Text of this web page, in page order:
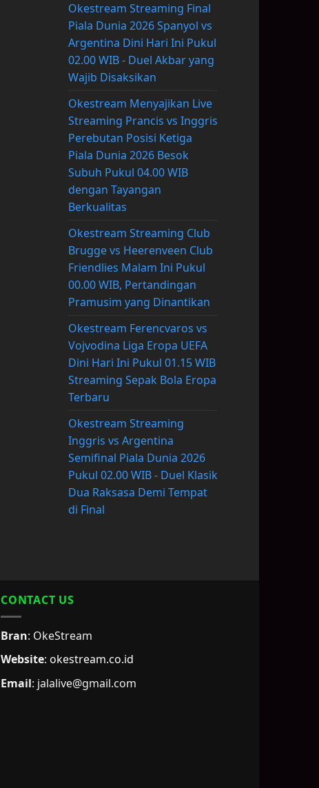
Okestream Streaming Final
Piala Dunia 2026 Spanyol vs
Argentina Dini Hari Ini Pukul
02.00 WIB - Duel Akbar yang
Wajib Disaksikan
Okestream Menyajikan Live
Streaming Prancis vs Inggris
Perebutan Posisi Ketiga
Piala Dunia 2026 Besok
Subuh Pukul 04.00 WIB
dengan Tayangan
Berkualitas
Okestream Streaming Club
Brugge vs Heerenveen Club
Friendlies Malam Ini Pukul
00.00 WIB, Pertandingan
Pramusim yang Dinantikan
Okestream Ferencvaros vs
Vojvodina Liga Eropa UEFA
Dini Hari Ini Pukul 01.15 WIB
Streaming Sepak Bola Eropa
Terbaru
Okestream Streaming
Inggris vs Argentina
Semifinal Piala Dunia 2026
Pukul 02.00 WIB - Duel Klasik
Dua Raksasa Demi Tempat
di Final
CONTACT US
Bran: OkeStream
Website: okestream.co.id
Email: jalalive@gmail.com